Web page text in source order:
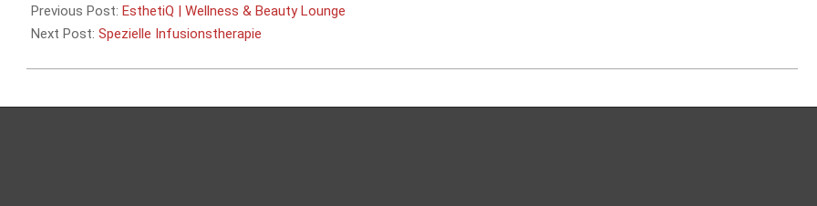
12-
14
Previous Post: EsthetiQ | Wellness & Beauty Lounge
Next Post: Spezielle Infusionstherapie